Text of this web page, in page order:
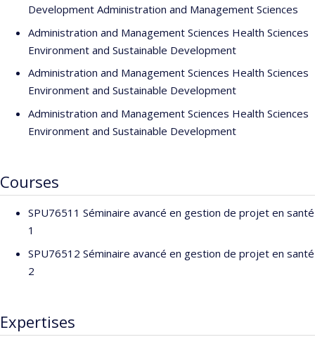
Development Administration and Management Sciences
Administration and Management Sciences Health Sciences
Environment and Sustainable Development
Administration and Management Sciences Health Sciences
Environment and Sustainable Development
Administration and Management Sciences Health Sciences
Environment and Sustainable Development
Courses
SPU76511 Séminaire avancé en gestion de projet en santé
1
SPU76512 Séminaire avancé en gestion de projet en santé
2
Expertises